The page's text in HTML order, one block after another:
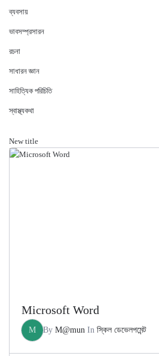
ব্যবসায়
ভাবসম্প্রসারন
রচনা
সাধারন জ্ঞান
সাহিত্যিক পরিচিতি
স্বাস্থ্যকথা
New title
Microsoft Word
M By M@mun In স্কিল ডেভেলপমেন্ট